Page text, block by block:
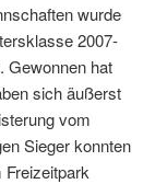
wurde
2007-
Gewonnen hat
sich äußerst
vom
Sieger konnten